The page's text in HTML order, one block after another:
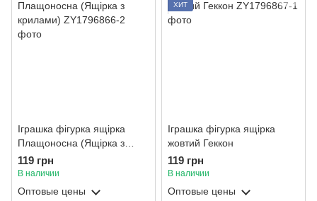
Іграшка фігурка ящірка
Плащоносна (Ящірка з
крилами)
119 грн
В наличии
Оптовые цены
ХИТ
Іграшка фігурка ящірка
жовтий Геккон
119 грн
В наличии
Оптовые цены